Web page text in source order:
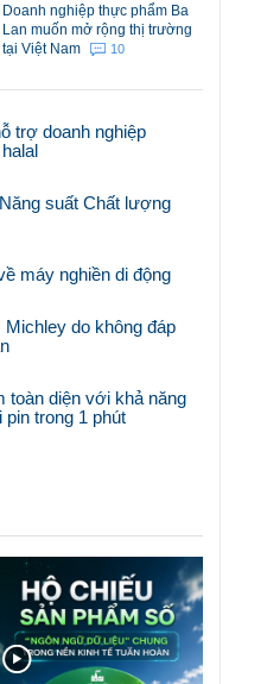
Doanh nghiệp thực phẩm Ba
Lan muốn mở rộng thị trường
tại Việt Nam
10
trợ doanh nghiệp
suất Chất lượng
máy nghiền di động
Michley do không đáp
toàn diện với khả năng
pin trong 1 phút